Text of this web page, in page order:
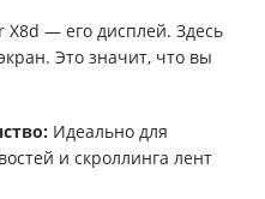
— его дисплей. Здесь
Это значит, что вы
Идеально для
и скроллинга лент